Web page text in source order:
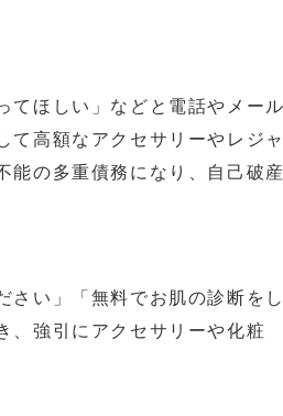
ほしい」などと電話やメール
て高額なアクセサリーやレジャ
能の多重債務になり、自己破産
い」「無料でお肌の診断をし
、強引にアクセサリーや化粧